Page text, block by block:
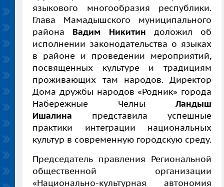
языкового многообразия республики.
Глава Мамадышского муниципального
района Вадим Никитин доложил об
исполнении законодательства о языках
в районе и проведении мероприятий,
посвященных культуре и традициям
проживающих там народов. Директор
Дома дружбы народов «Родник» города
Набережные ЧелныЛандыш
Ишалина представила успешные
практики интеграции национальных
культур в современную городскую среду.
Председатель правления Региональной
общественной организации
«Национально-культурная автономия